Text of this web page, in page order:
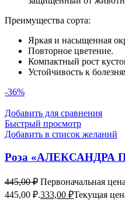
Преимущества сорта:
Яркая и насыщенная
Повторное цветение.
Компактный рост
Устойчивость к
-36%
Добавить для сравнения
Быстрый просмотр
Добавить в список желаний
Роза «АЛЕКСАНДРА
445,00₽ Первоначальная
445,00 ₽.333,00 ₽Текущая